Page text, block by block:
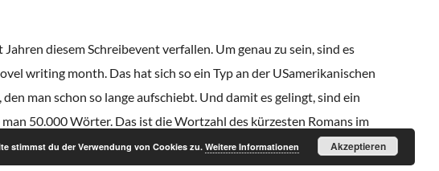
diesem Schreibevent verfallen. Um genau zu sein, sind es
writing month. Das hat sich so ein Typ an der USamerikanischen
man schon so lange aufschiebt. Und damit es gelingt, sind ein
50.000 Wörter. Das ist die Wortzahl des kürzesten Romans im
stimmst du der Verwendung von Cookies zu. Weitere Informationen Akzeptieren